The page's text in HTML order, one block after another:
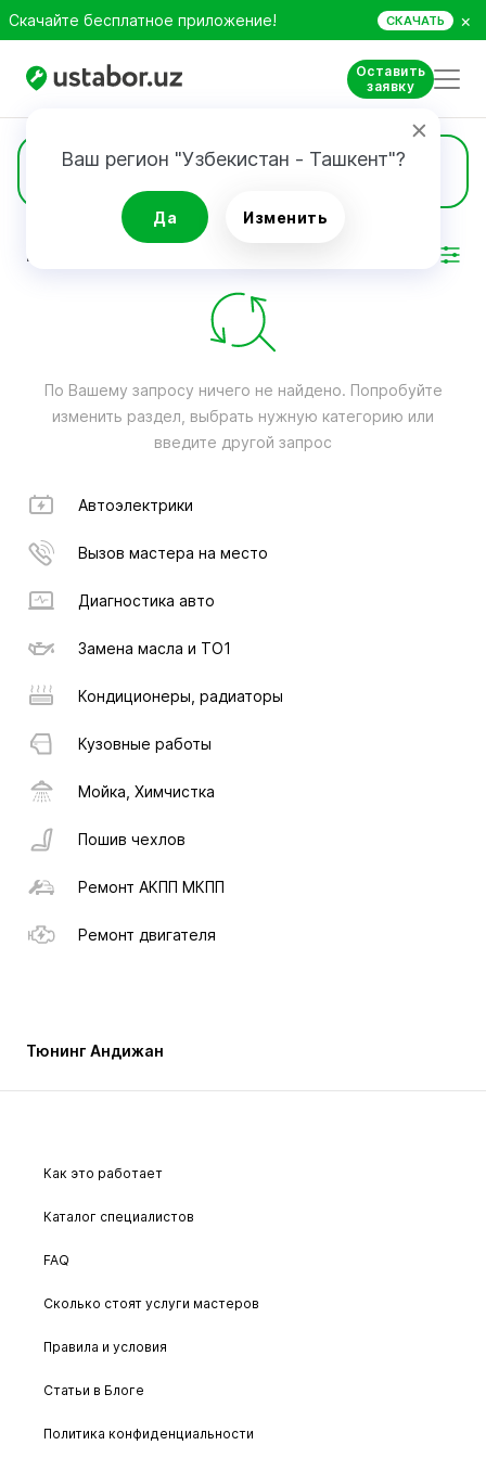
Скачайте бесплатное приложение! СКАЧАТЬ ×
Оставить
заявку
Ваш регион "Узбекистан - Ташкент"?
Да Изменить
Тюнинг
РЕЗУЛЬТАТ
По Вашему запросу ничего не найдено. Попробуйте
изменить раздел, выбрать нужную категорию или
введите другой запрос
Автоэлектрики
Вызов мастера на место
Диагностика авто
Замена масла и ТО1
Кондиционеры, радиаторы
Кузовные работы
Мойка, Химчистка
Пошив чехлов
Ремонт АКПП МКПП
Ремонт двигателя
Тюнинг Андижан
Как это работает
Каталог специалистов
FAQ
Сколько стоят услуги мастеров
Правила и условия
Статьи в Блоге
Политика конфиденциальности